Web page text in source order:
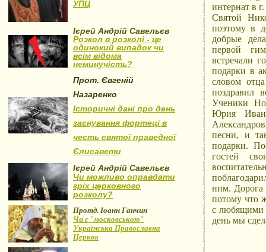
УПЦ
Ієрей Андрій Савельєв
Розкол в розколі - це
одинокий випадок чи
всім відома
неминучість?
Прот. Євгеній
Назаренко
Історичні дані про день
заснування фортеці в
честь святої праведної
Єлисавети
Ієрей Андрій Савельєв
Чи можливо оправдати
гріх церковного
розколу?
Протд. Іоанн Ганчин
Чи є "московською"
Українська Православна
Церква
интернат в
Святой
поэтому в
добрые
первой
встречали
подарки в
словом
поздравил
Ученики
Юрия
песни, и
подарки.
гостей
ним. Дорога
потому что
с любящими
день мы